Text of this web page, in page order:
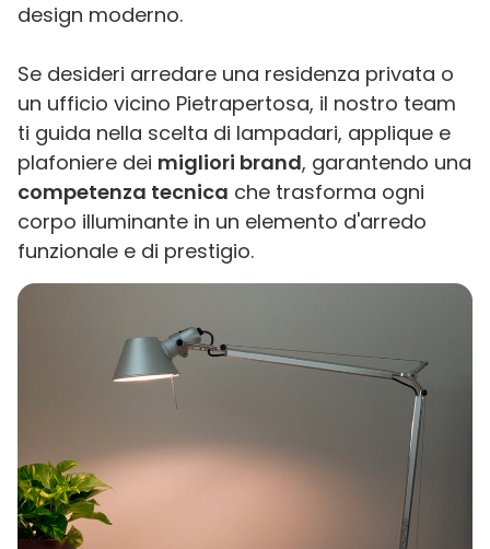
design moderno.
Se desideri arredare una residenza privata o
un ufficio vicino Pietrapertosa, il nostro team
ti guida nella scelta di lampadari, applique e
plafoniere dei migliori brand, garantendo una
competenza tecnica che trasforma ogni
corpo illuminante in un elemento d'arredo
funzionale e di prestigio.